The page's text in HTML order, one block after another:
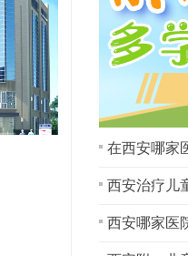
在西安哪家
西安治疗儿